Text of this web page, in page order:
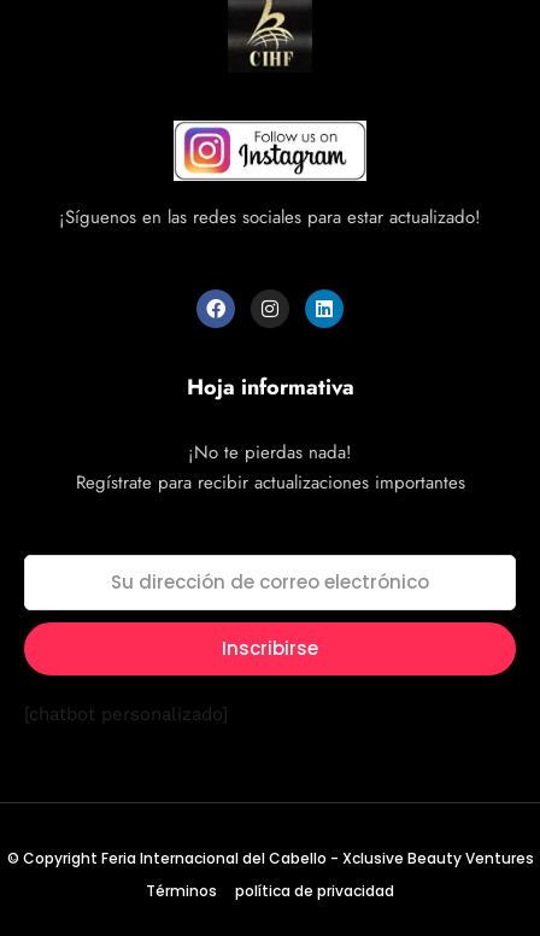
¡Síguenos en las redes sociales para estar actualizado!
Hoja informativa
¡No te pierdas nada!
Regístrate para recibir actualizaciones importantes
[chatbot personalizado]
© Copyright Feria Internacional del Cabello - Xclusive Beauty Ventures
Términos
política de privacidad